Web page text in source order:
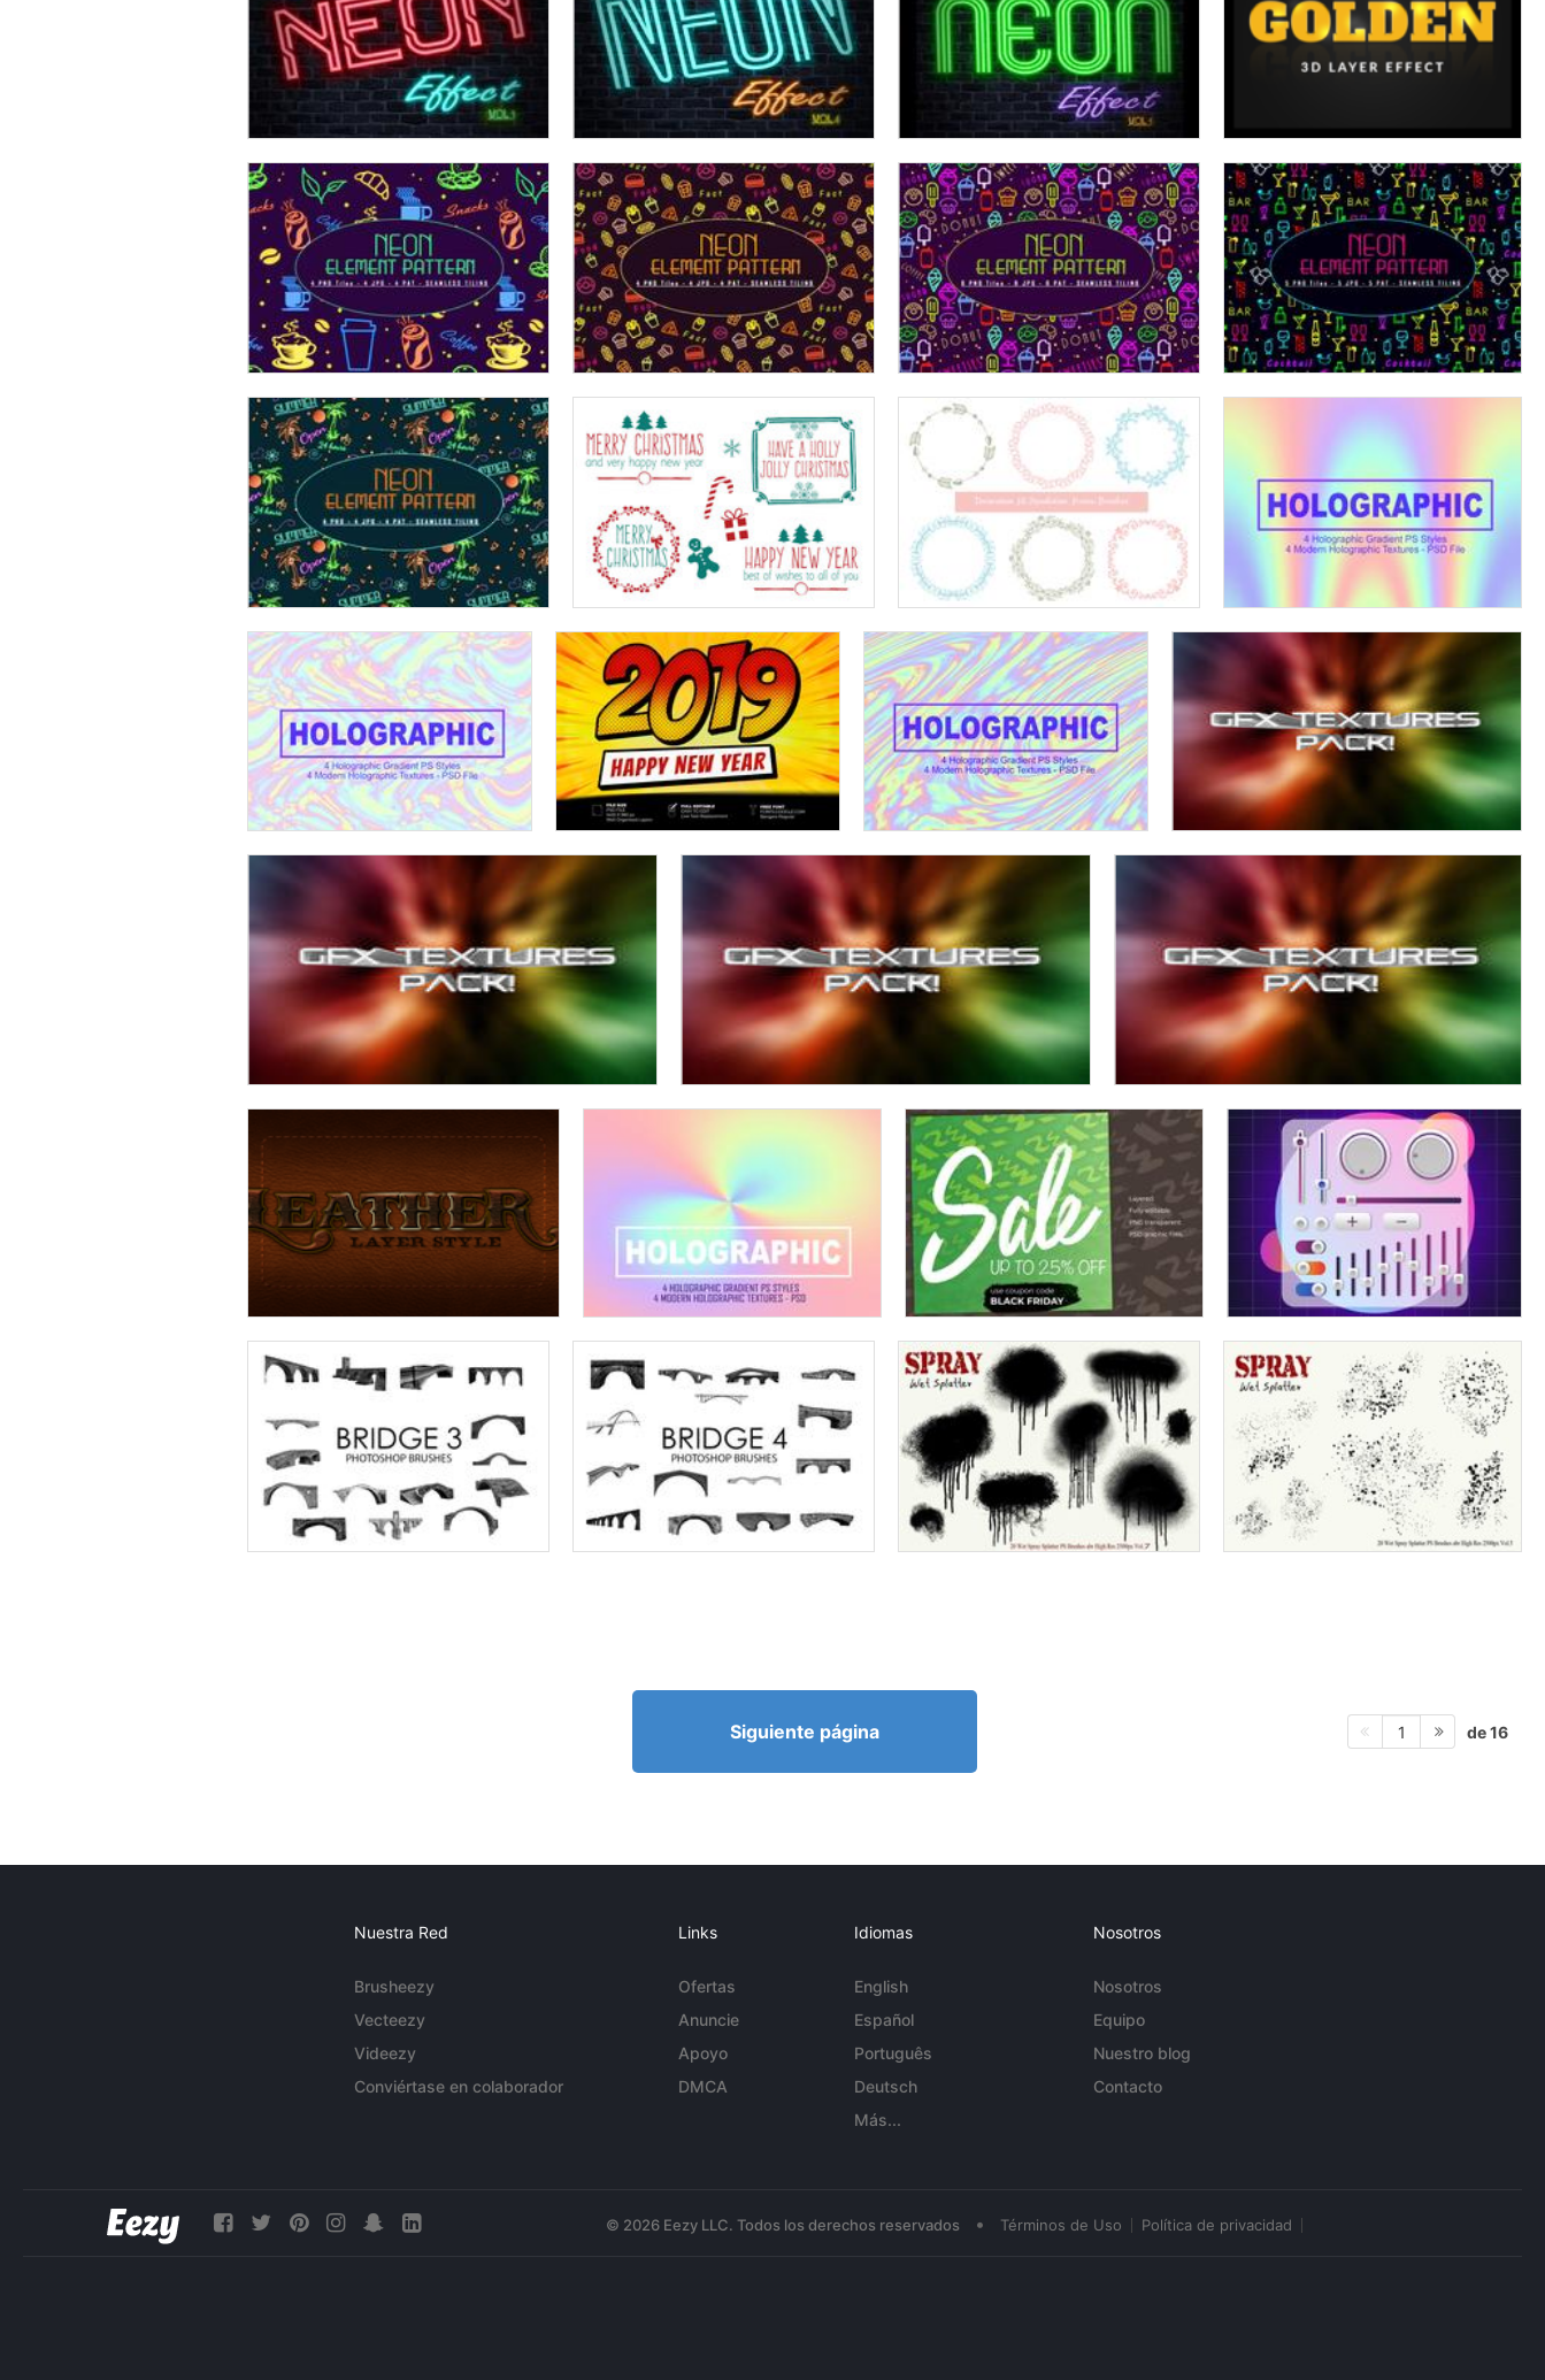
Siguiente página 1 de 16
Nuestra Red
Brusheezy
Vecteezy
Videezy
Conviértase en colaborador
Links
Ofertas
Anuncie
Apoyo
DMCA
Idiomas
English
Español
Português
Deutsch
Más...
Nosotros
Nosotros
Equipo
Nuestro blog
Contacto
© 2026 Eezy LLC. Todos los derechos reservados • Términos de Uso Política de privacidad